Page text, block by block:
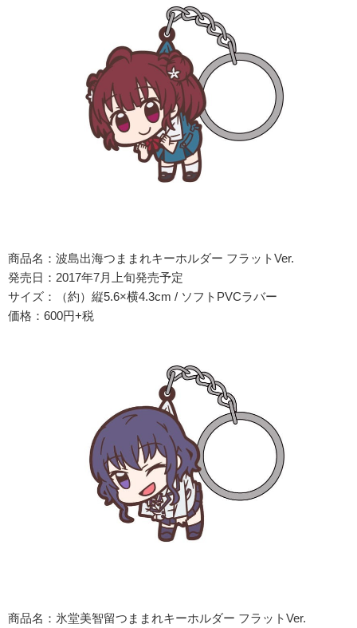
商品名：波島出海つままれキーホルダー フラットVer.
発売日：2017年7月上旬発売予定
サイズ：（約）縦5.6×横4.3cm / ソフトPVCラバー
価格：600円+税
商品名：氷堂美智留つままれキーホルダー フラットVer.